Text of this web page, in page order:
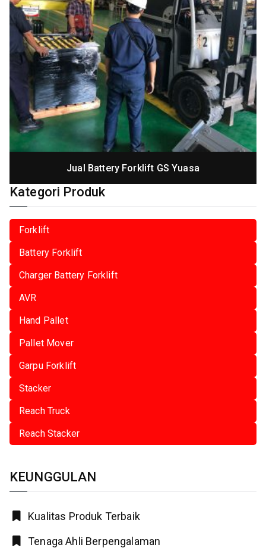
Jual Battery Forklift GS Yuasa
Kategori Produk
Forklift
Battery Forklift
Charger Battery Forklift
AVR
Hand Pallet
Pallet Mover
Garpu Forklift
Stacker
Reach Truck
Reach Stacker
KEUNGGULAN
Kualitas Produk Terbaik
Tenaga Ahli Berpengalaman